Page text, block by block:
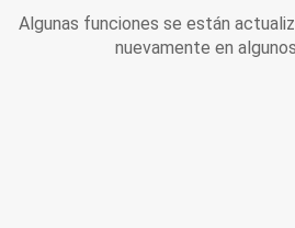
Algunas funciones se están
nuevamente en